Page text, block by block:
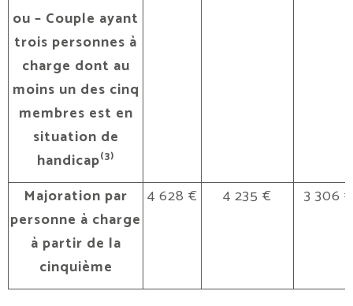
ou – Couple ayant
trois personnes à
charge dont au
moins un des cinq
membres est en
situation de
handicap(3)
Majoration par
personne à charge
à partir de la
cinquième
4 628 € 4 235 € 3 306 €